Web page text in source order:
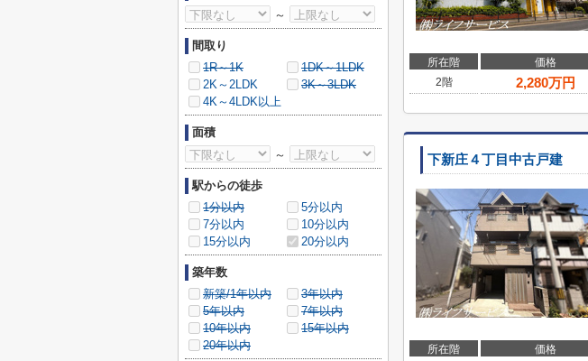
所在階 価格
2階
2,280万円
下新庄４丁目中古戸建
所在階 価格
～
間取り
1R～1K
1DK～1LDK
2K～2LDK
3K～3LDK
4K～4LDK以上
面積
～
駅からの徒歩
1分以内
5分以内
7分以内
10分以内
15分以内
20分以内
築年数
新築/1年以内
3年以内
5年以内
7年以内
10年以内
15年以内
20年以内